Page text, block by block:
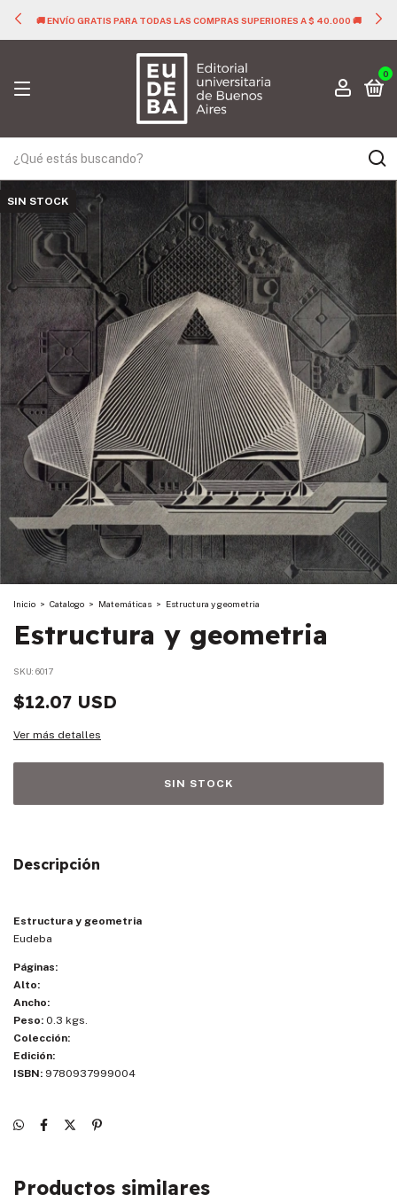
🚚 ENVÍO GRATIS PARA TODAS LAS COMPRAS SUPERIORES A $ 40.000 🚚
0
SIN STOCK
Inicio > Catalogo > Matemáticas > Estructura y geometria
Estructura y geometria
SKU: 6017
$12.07 USD
Ver más detalles
Descripción
Estructura y geometria
Eudeba
Páginas:
Alto:
Ancho:
Peso: 0.3 kgs.
Colección:
Edición:
ISBN: 9780937999004
Productos similares